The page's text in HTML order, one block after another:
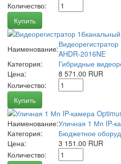
Количество:
Купить
Наименование:AHDR-2016NE
Категория:
Гибридные
Цена:
8 571.00 RUR
Количество:
Купить
Наименование:Уличная 1 Мп IP-
Категория:
Бюджетное
Цена:
3 151.00 RUR
Количество: